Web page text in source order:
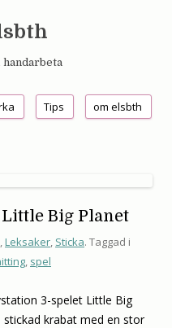
handarbeta
till innehåll
Tips om elsbth
Big Planet
,Leksaker, Sticka. Taggad i
, spel
3-spelet Little Big
stickad krabat med en stor